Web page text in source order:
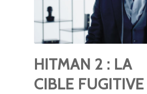
HITMAN 2 : LA
CIBLE FUGITIVE